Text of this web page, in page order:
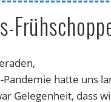
Pandemie hatte uns
Gelegenheit, dass